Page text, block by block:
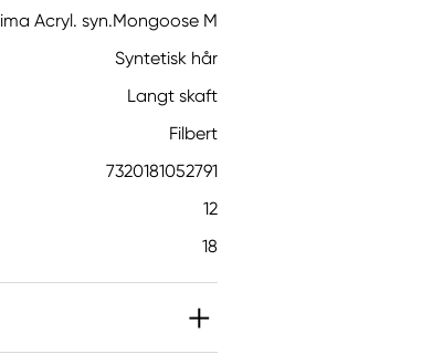
Acryl. syn.Mongoose M
Syntetisk hår
Langt skaft
Filbert
7320181052791
12
18